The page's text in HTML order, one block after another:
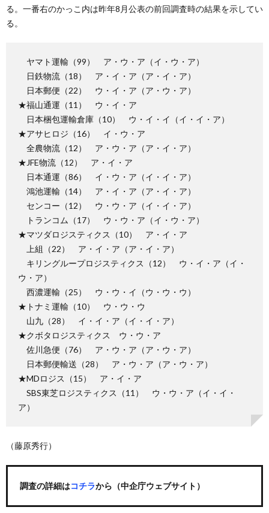
る。一番右のかっこ内は昨年8月公表の前回調査時の結果を示してい
る。
ヤマト運輸（99） ア・ウ・ア（イ・ウ・ア）
日鉄物流（18） ア・イ・ア（ア・イ・ア）
日本郵便（22） ウ・イ・ア（ア・ウ・ア）
★福山通運（11） ウ・イ・ア
日本梱包運輸倉庫（10） ウ・イ・イ（イ・イ・ア）
★アサヒロジ（16） イ・ウ・ア
全農物流（12） ア・ウ・ア（ア・イ・ア）
★JFE物流（12） ア・イ・ア
日本通運（86） イ・ウ・ア（イ・イ・ア）
鴻池運輸（14） ア・イ・ア（ア・イ・ア）
センコー（12） ウ・ウ・ア（イ・イ・ア）
トランコム（17） ウ・ウ・ア（イ・ウ・ア）
★マツダロジスティクス（10） ア・イ・ア
上組（22） ア・イ・ア（ア・イ・ア）
キリングループロジスティクス（12） ウ・イ・ア（イ・
ウ・ア）
西濃運輸（25） ウ・ウ・イ（ウ・ウ・ウ）
★トナミ運輸（10） ウ・ウ・ウ
山九（28） イ・イ・ア（イ・イ・ア）
★クボタロジスティクス ウ・ウ・ア
佐川急便（76） ア・ウ・ア（ア・ウ・ア）
日本郵便輸送（28） ア・ウ・ア（ア・ウ・ア）
★MDロジス（15） ア・イ・ア
SBS東芝ロジスティクス（11） ウ・ウ・ア（イ・イ・
ア）
（藤原秀行）
調査の詳細はコチラから（中企庁ウェブサイト）